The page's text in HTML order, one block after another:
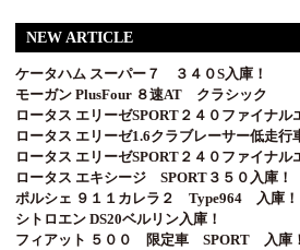
NEW ARTICLE
ケータハム スーパー７ ３４０S入庫！
モーガン PlusFour ８速AT クラシック
ロータス エリーゼSPORT２４０ファイナル
ロータス エリーゼ1.6クラブレーサー低走行
ロータス エリーゼSPORT２４０ファイナル
ロータス エキシージ SPORT３５０入庫！
ポルシェ ９１１カレラ２ Type964 入庫！
シトロエン DS20ベルリン入庫！
フィアット ５００ 限定車 SPORT 入庫！